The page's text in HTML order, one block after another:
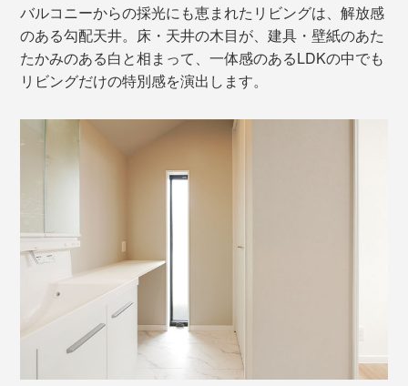
バルコニーからの採光にも恵まれたリビングは、解放感
のある勾配天井。床・天井の木目が、建具・壁紙のあた
たかみのある白と相まって、一体感のあるLDKの中でも
リビングだけの特別感を演出します。